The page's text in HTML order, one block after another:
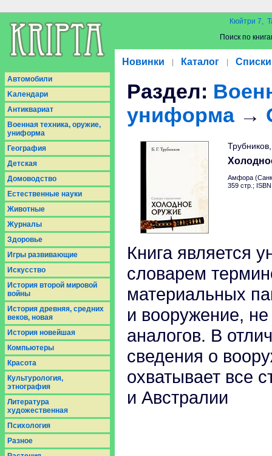
Кюйтри 7,
Поиск по
Новинки Каталог Списки
Aвтомобили
Kалендари
Антиквариат
Военная техника, оружие,
униформа
География
Детская
Домоводство
Естественные науки
Животные
Журналы
Здоровье
Игры развивающие
Искусство
История второй мировой
войны
История древняя, средних
веков, новая
История новейшая
Компьютеры
Красота
Культурология,
этнография
Литература
художественная
Психология
Разное
Раздел:
униформа→
Амфора
359 стр.;
Книга является
словарем
материальных
и вооружение,
аналогов. В
сведения о
охватывает все
и Австралии